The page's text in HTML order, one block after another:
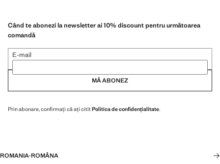
Când te abonezi la newsletter ai 10% discount pentru următoarea
comandă
E-mail
MĂ ABONEZ
Prin abonare, confirmați că ați cititPolitica de confidențialitate.
ROMANIA·ROMÂNA